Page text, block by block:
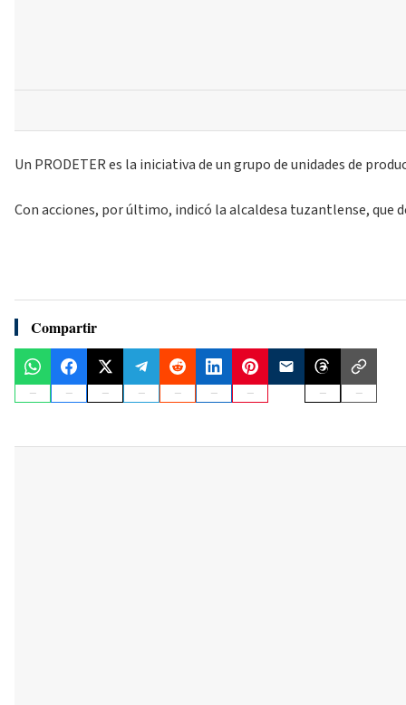
Un PRODETER es la iniciativa de un grupo de unidades de
Con acciones, por último, indicó la alcaldesa tuzantlense, que
Compartir